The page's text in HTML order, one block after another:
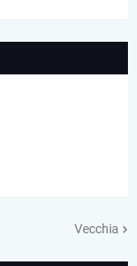
Vecchia